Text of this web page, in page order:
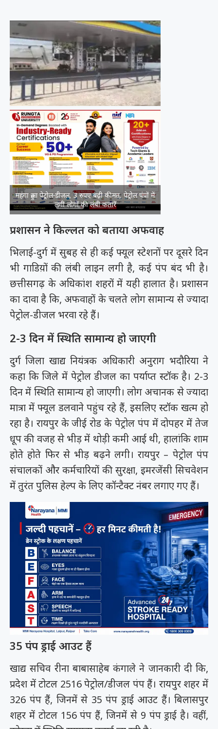
महंगा हुआ पेट्रोल-डीजल, 3 रुपए बढ़ी कीमत, पेट्रोल पंपों में
लगी लोगों की लंबी कतारें
प्रशासन ने किल्लत को बताया अफवाह
भिलाई-दुर्ग में सुबह से ही कई फ्यूल स्टेशनों पर दूसरे दिन
भी गाडिय़ों की लंबी लाइन लगी है, कई पंप बंद भी है।
छत्तीसगढ़ के अधिकांश शहरों में यही हालात है। प्रशासन
का दावा है कि, अफवाहों के चलते लोग सामान्य से ज्यादा
पेट्रोल-डीजल भरवा रहे हैं।
2-3 दिन में स्थिति सामान्य हो जाएगी
दुर्ग जिला खाद्य नियंत्रक अधिकारी अनुराग भदौरिया ने
कहा कि जिले में पेट्रोल डीजल का पर्याप्त स्टॉक है। 2-3
दिन में स्थिति सामान्य हो जाएगी। लोग अचानक से ज्यादा
मात्रा में फ्यूल डलवाने पहुंच रहे हैं, इसलिए स्टॉक खत्म हो
रहा है। रायपुर के जीई रोड के पेट्रोल पंप में दोपहर में तेज
धूप की वजह से भीड़ में थोड़ी कमी आई थी, हालांकि शाम
होते होते फिर से भीड़ बढ़ने लगी। रायपुर – पेट्रोल पंप
संचालकों और कर्मचारियों की सुरक्षा, इमरजेंसी सिचवेशन
में तुरंत पुलिस हेल्प के लिए कॉन्टैक्ट नंबर लगाए गए हैं।
35 पंप ड्राई आउट हैं
खाद्य सचिव रीना बाबासाहेब कंगाले ने जानकारी दी कि,
प्रदेश में टोटल 2516 पेट्रोल/डीजल पंप हैं। रायपुर शहर में
326 पंप हैं, जिनमें से 35 पंप ड्राई आउट हैं। बिलासपुर
शहर में टोटल 156 पंप हैं, जिनमें से 9 पंप ड्राई है। वहीं,